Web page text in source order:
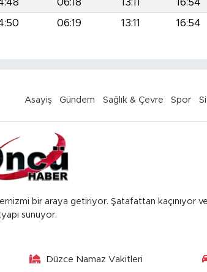
06:18 13:11 16:54
06:19 13:11 16:54
Asayiş Gündem Sağlık & Çevre Spor
bir araya getiriyor. Şatafattan kaçınıyor
sunuyor.
Düzce Namaz Vakitleri